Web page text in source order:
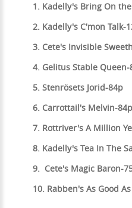
1. Kadelly's Bring On
2. Kadelly's C'mon Talk-
3. Cete's Invisible
4. Gelitus Stable Queen-
5. Stenrösets Jorid-84p
6. Carrottail's Melvin-84p
7. Rottriver's A Million
8. Kadelly's Tea In The
9. Cete's Magic Baron-
10. Rabben's As Good